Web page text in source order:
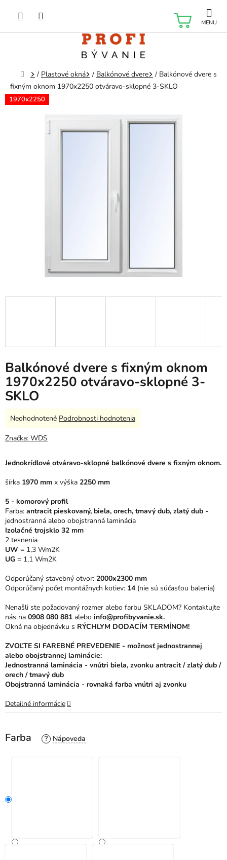
obsah
Domov
/ Plastové okná / Balkónové dvere / Balkónové dvere s
fixným oknom 1970x2250 otváravo-sklopné 3-SKLO
1970x2250
Balkónové dvere s fixným oknom
1970x2250 otváravo-sklopné 3-
SKLO
Farba ?
Jednokrídlové otváravo-sklopné balkónové dvere s fixným oknom.
šírka 1970 mm x výška 2250 mm
5 - komorový profil
Farba: antracit pieskovaný, biela, orech, tmavý dub, zlatý dub -
jednostranná alebo obojstranná laminácia
Izolačné trojsklo 32 mm
2 tesnenia
UW = 1,3 Wm2K
UG = 1,1 Wm2K
Odporúčaný stavebný otvor: 2000x2300 mm
Odporúčaný počet montážnych kotiev: 14 (nie sú súčasťou balenia)
Nenašli ste požadovaný rozmer alebo farbu SKLADOM? Kontaktujte
nás na 0908 080 881 alebo info@profibyvanie.sk.
Okná na objednávku s RÝCHLYM DODACÍM TERMÍNOM!
ZVOĽTE SI FAREBNÉ PREVEDENIE - možnosť jednostrannej
alebo obojstrannej laminácie:
Jednostranná laminácia - vnútri biela, zvonku antracit / zlatý dub /
orech / tmavý dub
Obojstranná laminácia - rovnaká farba vnútri aj zvonku
Detailné informácie
Priemerné
produktu
z
hviezdičiek.
Neohodnotené Podrobnosti hodnotenia
Značka: WDS